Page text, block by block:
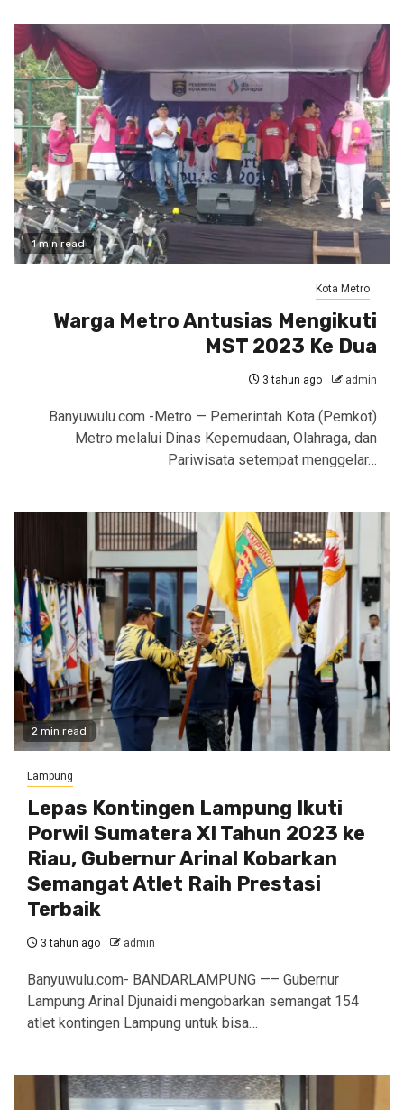
1 min read
Kota Metro
Warga Metro Antusias Mengikuti
MST 2023 Ke Dua
3 tahun ago admin
Banyuwulu.com -Metro — Pemerintah Kota (Pemkot)
Metro melalui Dinas Kepemudaan, Olahraga, dan
Pariwisata setempat menggelar…
2 min read
Lampung
Lepas Kontingen Lampung Ikuti
Porwil Sumatera XI Tahun 2023 ke
Riau, Gubernur Arinal Kobarkan
Semangat Atlet Raih Prestasi
Terbaik
3 tahun ago admin
Banyuwulu.com- BANDARLAMPUNG —– Gubernur
Lampung Arinal Djunaidi mengobarkan semangat 154
atlet kontingen Lampung untuk bisa…